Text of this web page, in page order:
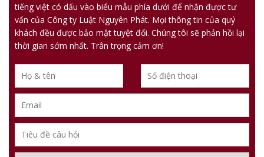
tiếng việt có dấu vào biểu mẫu phía dưới để nhận được tư
vấn của Công ty Luật Nguyên Phát. Mọi thông tin của quý
khách đều được bảo mật tuyệt đối. Chúng tôi sẽ phản hồi lại
thời gian sớm nhất. Trân trọng cảm ơn!